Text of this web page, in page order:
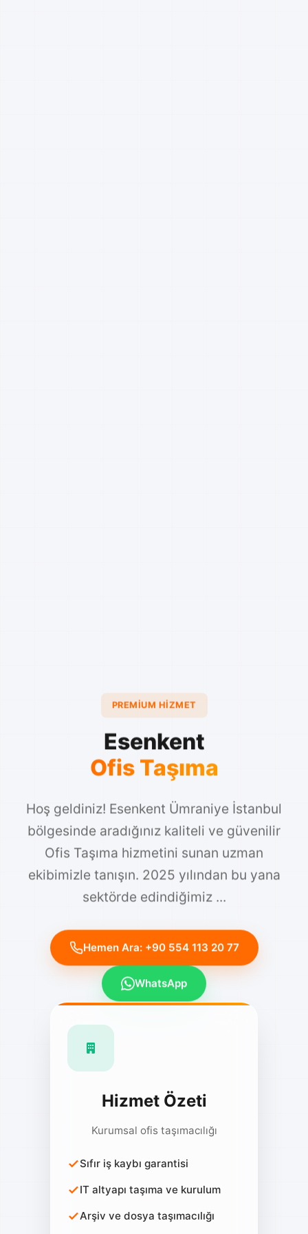
PREMIUM HIZMET
Esenkent
Ofis Taşıma
Hoş geldiniz! Esenkent Ümraniye İstanbul
bölgesinde aradığınız kaliteli ve güvenilir
Ofis Taşıma hizmetini sunan uzman
ekibimizle tanışın. 2025 yılından bu yana
sektörde edindiğimiz ...
Hizmet Özeti
Kurumsal ofis taşımacılığı
Sıfır iş kaybı garantisi
IT altyapı taşıma ve kurulum
Arşiv ve dosya taşımacılığı